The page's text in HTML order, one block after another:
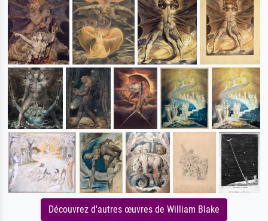
Découvrez d'autres œuvres de William Blake